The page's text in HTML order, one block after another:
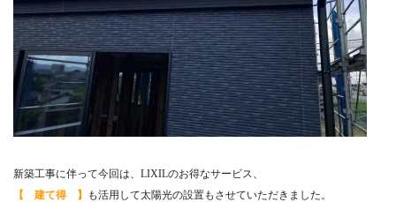
新築工事に伴って今回は、LIXILのお得なサービス、
【 建て得 】
も活用して太陽光の設置もさせていただきました。